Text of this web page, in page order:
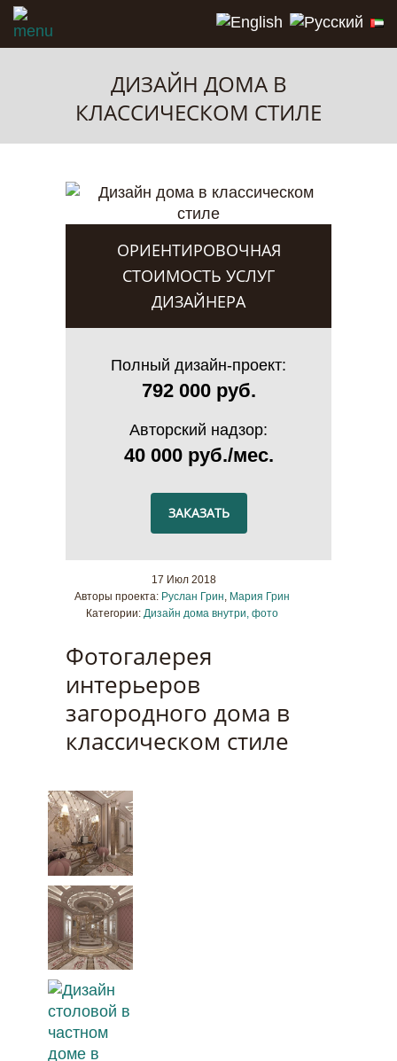
ДИЗАЙН ДОМА В
КЛАССИЧЕСКОМ СТИЛЕ
ОРИЕНТИРОВОЧНАЯ
СТОИМОСТЬ УСЛУГ
ДИЗАЙНЕРА
Полный дизайн-проект:
792 000 руб.
Авторский надзор:
40 000 руб./мес.
ЗАКАЗАТЬ
17 Июл 2018
Авторы проекта: Руслан Грин, Мария Грин
Категории: Дизайн дома внутри, фото
Фотогалерея
интерьеров
загородного дома в
классическом стиле